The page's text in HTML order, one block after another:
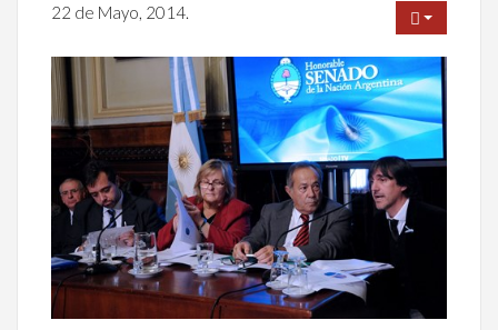
22 de Mayo, 2014.